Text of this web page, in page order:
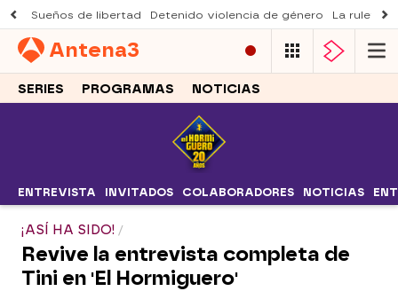
Sueños de libertad Detenido violencia de género La ruleta
Antena3
SERIES PROGRAMAS NOTICIAS
ENTREVISTA INVITADOS COLABORADORES NOTICIAS
¡ASÍ HA SIDO!
Revive la entrevista completa de
Tini en 'El Hormiguero'